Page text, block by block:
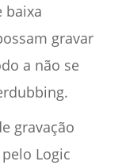
baixa
gravar
a não se
gravação
Logic